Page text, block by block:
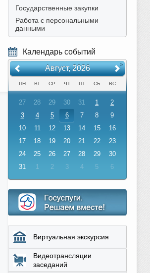
Государственные закупки
Работа с персональными
данными
Календарь событий
Август, 2026 »
ПН ВТ СР ЧТ ПТ СБ ВС
27 28 29 30 31 1
2
3
4 5 6 7 8
9
10
11 12 13 14 15
16
17
18 19 20 21 22
23
24
25 26 27 28 29
30
31
1 2 3 4 5 6
Виртуальная экскурсия
Видеотрансляции
заседаний